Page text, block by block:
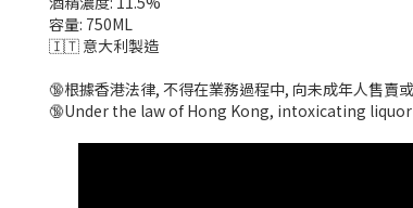
容量: 750ML
🇮🇹 意大利製造
🔞根據香港法律, 不得在業務過程中, 向未成年人售賣
🔞Under the law of Hong Kong, intoxicating